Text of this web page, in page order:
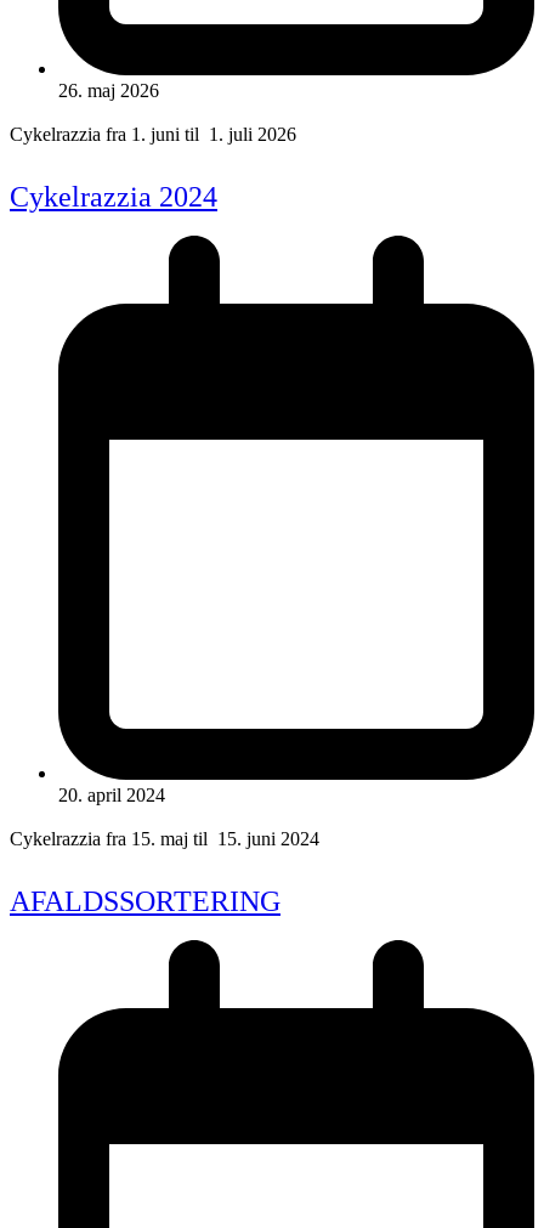
26. maj 2026
Cykelrazzia fra 1. juni til 1. juli 2026
Cykelrazzia 2024
20. april 2024
Cykelrazzia fra 15. maj til 15. juni 2024
AFALDSSORTERING